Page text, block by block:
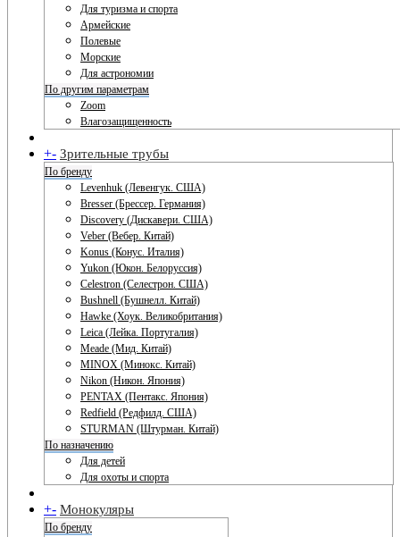
Для туризма и спорта
Армейские
Полевые
Морские
Для астрономии
По другим параметрам
Zoom
Влагозащищенность
+- Зрительные трубы
По бренду
Levenhuk (Левенгук. США)
Bresser (Брессер. Германия)
Discovery (Дискавери. США)
Veber (Вебер. Китай)
Konus (Конус. Италия)
Yukon (Юкон. Белоруссия)
Celestron (Селестрон. США)
Bushnell (Бушнелл. Китай)
Hawke (Хоук. Великобритания)
Leica (Лейка. Португалия)
Meade (Мид. Китай)
MINOX (Минокс. Китай)
Nikon (Никон. Япония)
PENTAX (Пентакс. Япония)
Redfield (Редфилд. США)
STURMAN (Штурман. Китай)
По назначению
Для детей
Для охоты и спорта
+- Монокуляры
По бренду